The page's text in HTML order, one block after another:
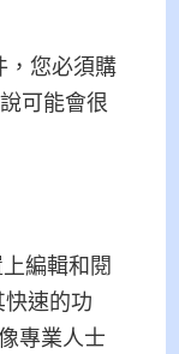
，您必須購
可能會很
編輯和閱
速的功
專業人士